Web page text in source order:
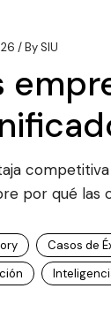
BySIU
por qué las
Casos de